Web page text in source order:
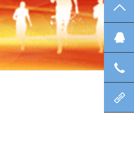
在
咨
北